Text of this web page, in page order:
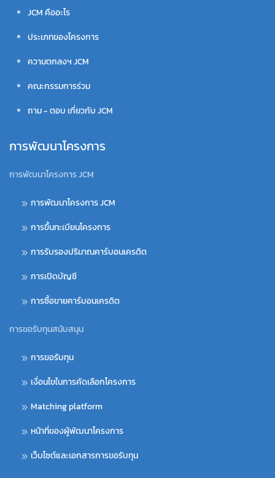
JCM คืออะไร
ประเภทของโครงการ
ความตกลงฯ JCM
คณะกรรมการร่วม
ถาม - ตอบ เกี่ยวกับ JCM
การพัฒนาโครงการ
การพัฒนาโครงการ JCM
การพัฒนาโครงการ JCM
การขึ้นทะเบียนโครงการ
การรับรองปริมาณคาร์บอนเครดิต
การเปิดบัญชี
การซื้อขายคาร์บอนเครดิต
การขอรับทุนสนับสนุน
การขอรับทุน
เงื่อนไขในการคัดเลือกโครงการ
Matching platform
หน้าที่ของผู้พัฒนาโครงการ
เว็บไซต์และเอกสารการขอรับทุน